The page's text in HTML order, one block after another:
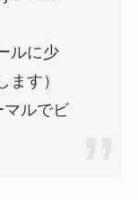
ルに少
ます）
ルでビ